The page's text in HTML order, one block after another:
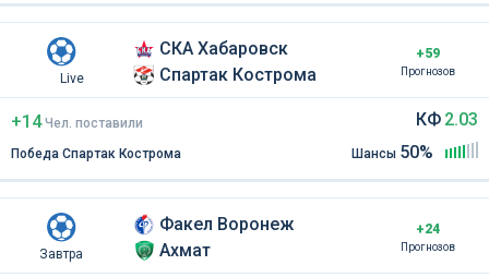
Live
СКА Хабаровск
Спартак Кострома
+59
Прогнозов
+14 Чел поставили
Победа Спартак Кострома
КФ 2.03
Шансы 50%
Завтра
Факел Воронеж
Ахмат
+24
Прогнозов